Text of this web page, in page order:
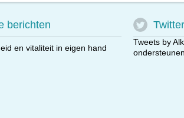
berichten
en vitaliteit in eigen hand
Twitter
Tweets by